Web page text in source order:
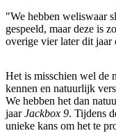
"We hebben weliswaar
gespeeld, maar deze is
overige vier later dit jaar
Het is misschien wel de
kennen en natuurlijk
We hebben het dan
jaarJackbox 9. Tijdens
unieke kans om het te